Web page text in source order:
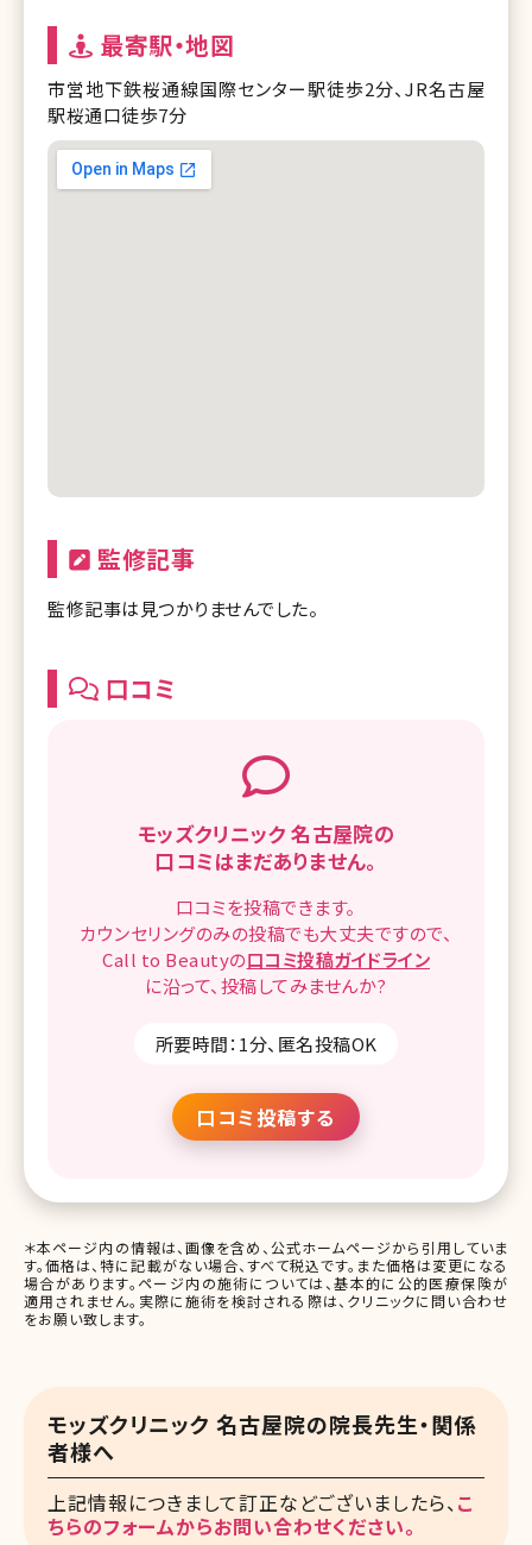
最寄駅・地図
市営地下鉄桜通線国際センター駅徒歩2分、JR名古屋
駅桜通口徒歩7分
監修記事
監修記事は見つかりませんでした。
口コミ
モッズクリニック 名古屋院の
口コミはまだありません。
口コミを投稿できます。
カウンセリングのみの投稿でも大丈夫ですので、
Call to Beautyの口コミ投稿ガイドライン
に沿って、投稿してみませんか?
所要時間：1分、匿名投稿OK
口コミ投稿する
＊本ページ内の情報は、画像を含め、公式ホームページから引用していま
す。価格は、特に記載がない場合、すべて税込です。また価格は変更になる
場合があります。ページ内の施術については、基本的に公的医療保険が
適用されません。実際に施術を検討される際は、クリニックに問い合わせ
をお願い致します。
モッズクリニック 名古屋院の院長先生・関係
者様へ
上記情報につきまして訂正などございましたら、こ
ちらのフォームからお問い合わせください。